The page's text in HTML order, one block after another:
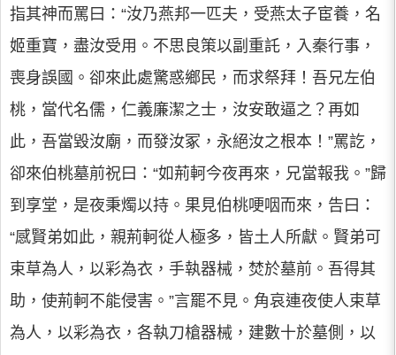
指其神而罵曰：“汝乃燕邦一匹夫，受燕太子宦養，名
姬重寶，盡汝受用。不思良策以副重託，入秦行事，
喪身誤國。卻來此處驚惑鄉民，而求祭拜！吾兄左伯
桃，當代名儒，仁義廉潔之士，汝安敢逼之？再如
此，吾當毀汝廟，而發汝冢，永絕汝之根本！”罵訖，
卻來伯桃墓前祝曰：“如荊軻今夜再來，兄當報我。”歸
到享堂，是夜秉燭以持。果見伯桃哽咽而來，告曰：
“感賢弟如此，親荊軻從人極多，皆土人所獻。賢弟可
束草為人，以彩為衣，手執器械，焚於墓前。吾得其
助，使荊軻不能侵害。”言罷不見。角哀連夜使人束草
為人，以彩為衣，各執刀槍器械，建數十於墓側，以